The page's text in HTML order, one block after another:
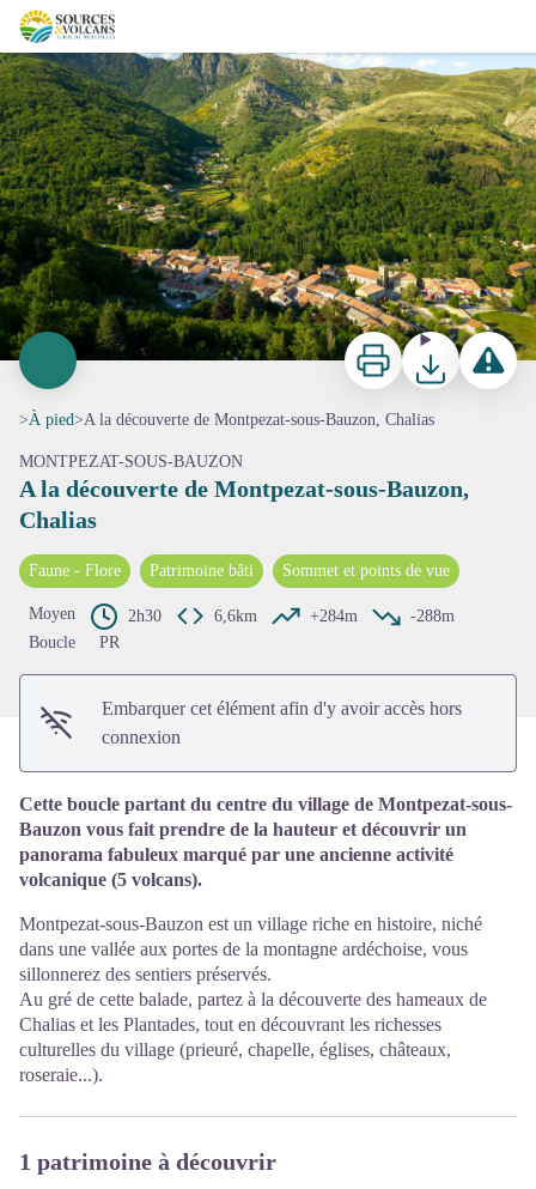
A la découverte de Montpezat-sous-Bauzon, Chalias
Voir l'image en plein écran
ImprimerTéléchargerSignaler
>À pied>A la découverte de Montpezat-sous-Bauzon, Chalias
MONTPEZAT-SOUS-BAUZON
A la découverte de Montpezat-sous-Bauzon,
Chalias
Faune - Flore Patrimoine bâti Sommet et points de vue
Moyen 2h30 6,6km +284m
-288m
Boucle
PR
Embarquer cet élément afin d'y avoir accès hors
connexion
Cette boucle partant du centre du village de Montpezat-sous-
Bauzon vous fait prendre de la hauteur et découvrir un
panorama fabuleux marqué par une ancienne activité
volcanique (5 volcans).
Montpezat-sous-Bauzon est un village riche en histoire, niché
dans une vallée aux portes de la montagne ardéchoise, vous
sillonnerez des sentiers préservés.
Au gré de cette balade, partez à la découverte des hameaux de
Chalias et les Plantades, tout en découvrant les richesses
culturelles du village (prieuré, chapelle, églises, châteaux,
roseraie...).
1 patrimoine à découvrir